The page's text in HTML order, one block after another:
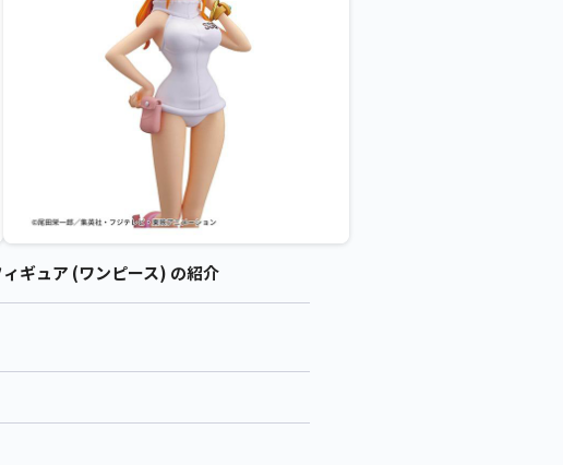
ギュア (ワンピース) の紹介